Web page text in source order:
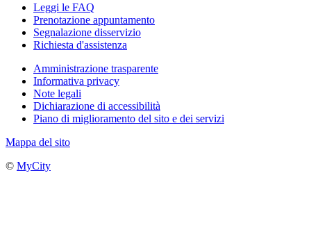
Leggi le FAQ
Prenotazione appuntamento
Segnalazione disservizio
Richiesta d'assistenza
Amministrazione trasparente
Informativa privacy
Note legali
Dichiarazione di accessibilità
Piano di miglioramento del sito e dei servizi
Mappa del sito
© MyCity